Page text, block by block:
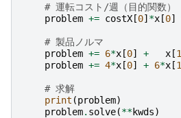
# 運転コスト/週（目的関数）
problem += costX [0] *x [0]
# 製品ノルマ
problem += 6*x [0] + x [1
problem += 4*x [0] + 6*x [1
# 求解
print (problem)
problem. solve(**kwds)